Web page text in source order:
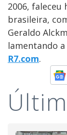
2006, faleceu
brasileira,
Geraldo
lamentando
R7.com.